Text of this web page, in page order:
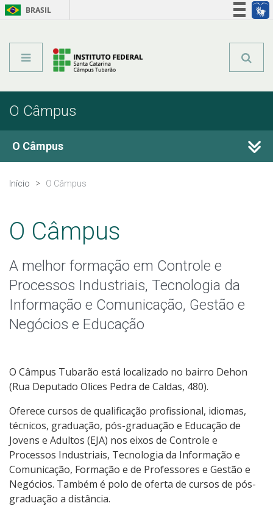
BRASIL
O Câmpus
O Câmpus
Histórico
Estrutura Organizacional
Colegiados
Editais Internos
Trabalhe no IFSC
Acesso à Informação
Ouvidoria
Início O Câmpus
O Câmpus
A melhor formação em Controle e
Processos Industriais, Tecnologia da
Informação e Comunicação, Gestão e
Negócios e Educação
O Câmpus Tubarão está localizado no bairro Dehon
(Rua Deputado Olices Pedra de Caldas, 480).
Oferece cursos de qualificação profissional, idiomas,
técnicos, graduação, pós-graduação e Educação de
Jovens e Adultos (EJA) nos eixos de Controle e
Processos Industriais, Tecnologia da Informação e
Comunicação, Formação e de Professores e Gestão e
Negócios. Também é polo de oferta de cursos de pós-
graduação a distância.